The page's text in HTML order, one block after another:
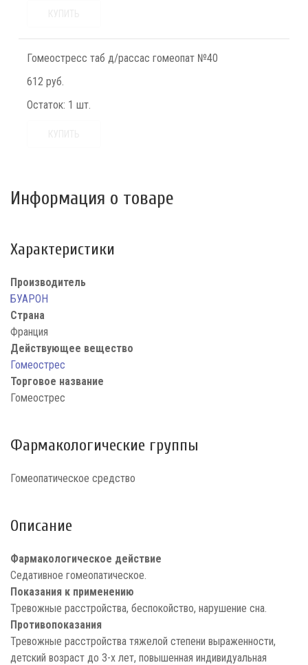
Гомеостресс таб д/рассас гомеопат №40
612 руб.
Остаток: 1 шт.
Информация о товаре
Характеристики
Производитель
БУАРОН
Страна
Франция
Действующее вещество
Гомеострес
Торговое название
Гомеострес
Фармакологические группы
Гомеопатическое средство
Описание
Фармакологическое действие
Седативное гомеопатическое.
Показания к применению
Тревожные расстройства, беспокойство, нарушение сна.
Противопоказания
Тревожные расстройства тяжелой степени выраженности,
детский возраст до 3-х лет, повышенная индивидуальная